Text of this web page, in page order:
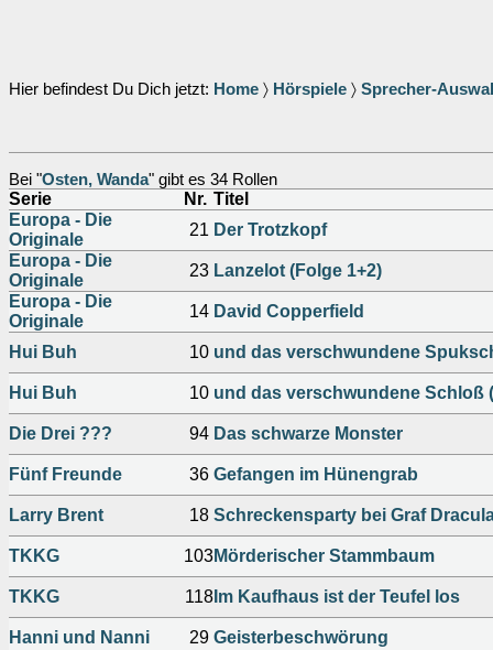
Hier befindest Du Dich jetzt: Home 〉 Hörspiele 〉 Sprecher-
Bei "Osten, Wanda" gibt es 34 Rollen
Serie Nr. Titel
Europa - Die
Originale
21 Der Trotzkopf
Europa - Die
Originale
23 Lanzelot (Folge 1+2)
Europa - Die
Originale
14 David Copperfield
Hui Buh 10 und das verschwundene
Hui Buh 10 und das verschwundene Schloß
Die Drei ??? 94 Das schwarze Monster
Fünf Freunde 36 Gefangen im Hünengrab
Larry Brent 18 Schreckensparty bei Graf
TKKG 103Mörderischer Stammbaum
TKKG 118 Im Kaufhaus ist der Teufel los
Hanni und Nanni 29 Geisterbeschwörung